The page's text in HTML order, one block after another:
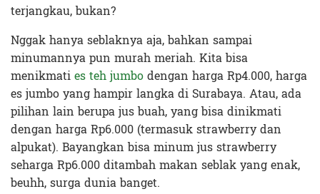
terjangkau, bukan?
Nggak hanya seblaknya aja, bahkan sampai
minumannya pun murah meriah. Kita bisa
menikmaties teh jumbodengan harga Rp4.000, harga
es jumbo yang hampir langka di Surabaya. Atau, ada
pilihan lain berupa jus buah, yang bisa dinikmati
dengan harga Rp6.000 (termasuk strawberry dan
alpukat). Bayangkan bisa minum jus strawberry
seharga Rp6.000 ditambah makan seblak yang enak,
beuhh, surga dunia banget.